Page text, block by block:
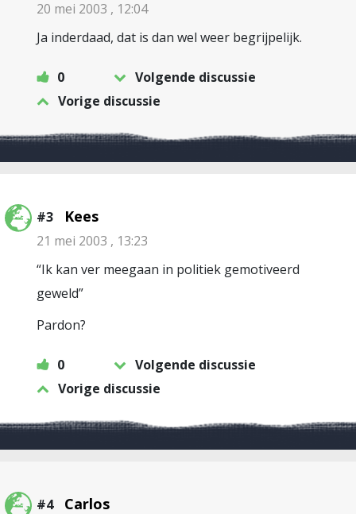
20 mei 2003 , 12:04
Ja inderdaad, dat is dan wel weer begrijpelijk.
0
Volgende discussie
Vorige discussie
#3 Kees
21 mei 2003 , 13:23
“Ik kan ver meegaan in politiek gemotiveerd
geweld”
Pardon?
0
Volgende discussie
Vorige discussie
#4 Carlos